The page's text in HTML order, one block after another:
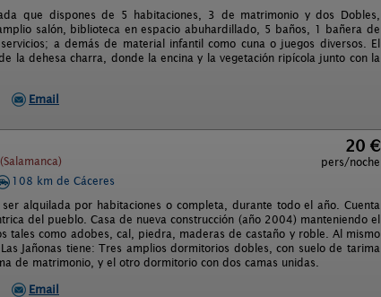
que dispones de 5 habitaciones, 3 de matrimonio y dos Dobles,
salón, biblioteca en espacio abuhardillado, 5 baños, 1 bañera de
a demás de material infantil como cuna o juegos diversos. El
la dehesa charra, donde la encina y la vegetación ripícola junto con la
Email
20 €
pers/noche
108 km de Cáceres
alquilada por habitaciones o completa, durante todo el año. Cuenta
del pueblo. Casa de nueva construcción (año 2004) manteniendo el
tales como adobes, cal, piedra, maderas de castaño y roble. Al mismo
Jañonas tiene: Tres amplios dormitorios dobles, con suelo de tarima
de matrimonio, y el otro dormitorio con dos camas unidas.
Email